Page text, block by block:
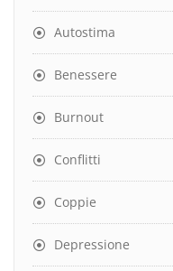
Autostima
Benessere
Burnout
Conflitti
Coppie
Depressione